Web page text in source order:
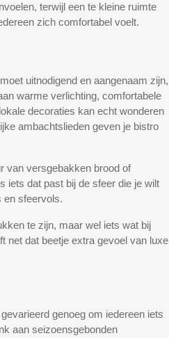
terwijl een te kleine ruimte
zich comfortabel voelt.
uitnodigend en aangenaam zijn,
warme verlichting, comfortabele
decoraties kan echt wonderen
ambachtslieden geven je bistro
van versgebakken brood of
iets dat past bij de sfeer die je wilt
en sfeervols.
te zijn, maar wel iets wat bij
net dat beetje extra gevoel van luxe
genoeg om iedereen iets
aan seizoensgebonden